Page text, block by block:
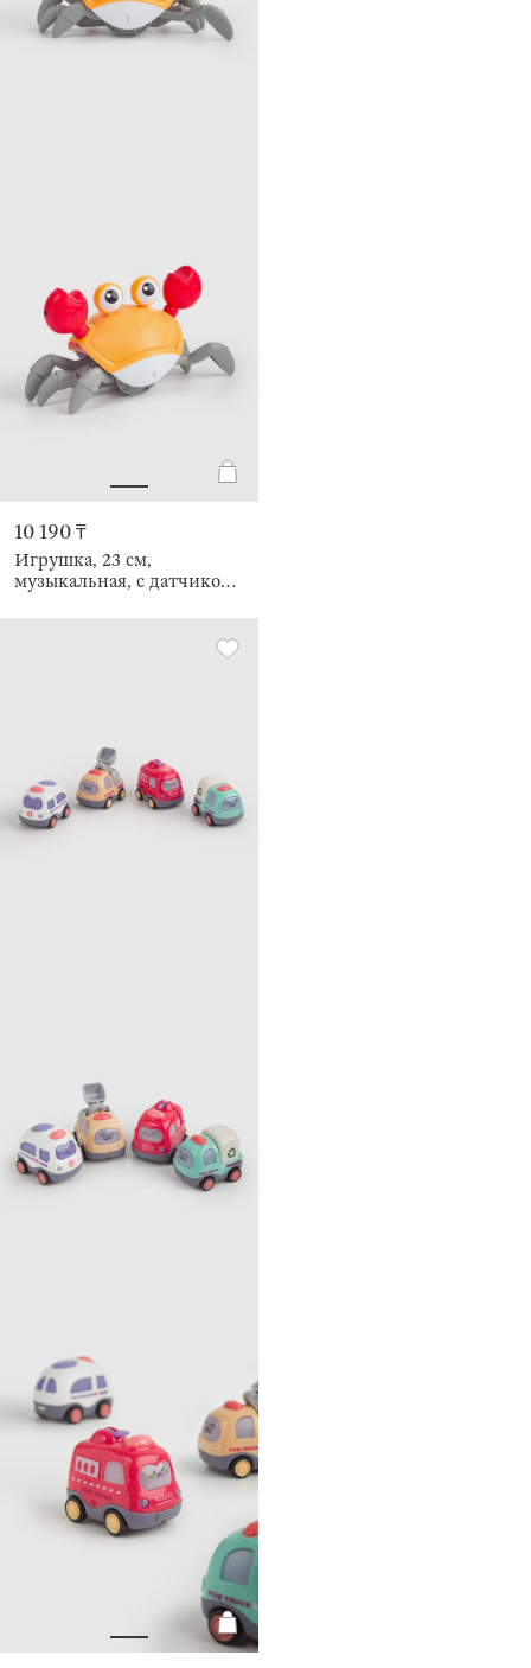
10 190 ₸
Игрушка, 23 см,
музыкальная, с датчиком